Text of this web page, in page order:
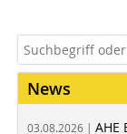
News
03.08.2026 | AHE